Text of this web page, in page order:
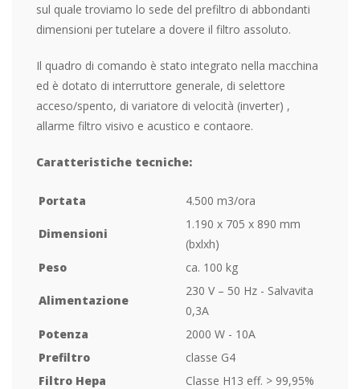
sul quale troviamo lo sede del prefiltro di abbondanti
dimensioni per tutelare a dovere il filtro assoluto.
Il quadro di comando è stato integrato nella macchina
ed è dotato di interruttore generale, di selettore
acceso/spento, di variatore di velocità (inverter) ,
allarme filtro visivo e acustico e contaore.
Caratteristiche tecniche:
Portata 4.500 m3/ora
Dimensioni
1.190 x 705 x 890 mm
(bxlxh)
Peso
ca. 100 kg
Alimentazione
230 V – 50 Hz - Salvavita
0,3A
Potenza
2000 W - 10A
Prefiltro
classe G4
Filtro Hepa
Classe H13 eff. > 99,95%